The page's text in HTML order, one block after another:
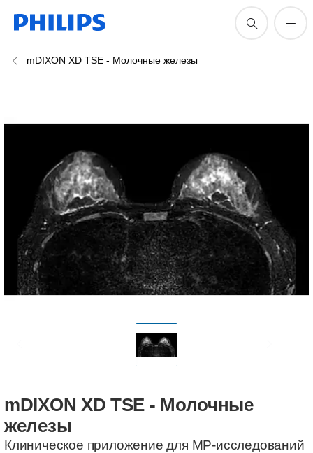
mDIXON XD TSE - Молочные железы
mDIXON XD TSE - Молочные
железы
Клиническое приложение для МР-исследований